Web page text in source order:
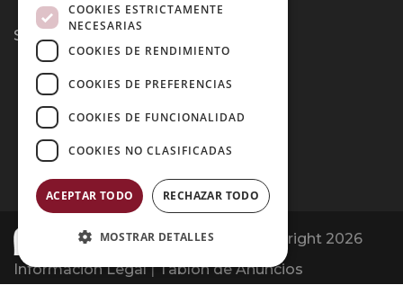
Síguenos:
Opiniones Grupo Esneca | Copyright 2026
Información Legal|Tablón de Anuncios
COOKIES ESTRICTAMENTE
NECESARIAS
COOKIES DE RENDIMIENTO
COOKIES DE PREFERENCIAS
COOKIES DE FUNCIONALIDAD
COOKIES NO CLASIFICADAS
ACEPTAR TODO RECHAZAR TODO
MOSTRAR DETALLES